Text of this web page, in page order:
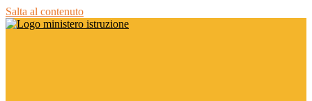
Salta al contenuto